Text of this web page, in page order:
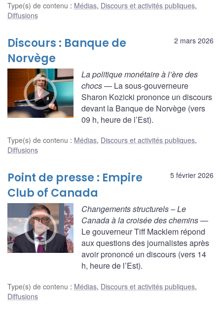
Type(s) de contenu : Médias, Discours et activités publiques,
Diffusions
2 mars 2026
Discours : Banque de
Norvège
La politique monétaire à l’ère des
chocs— La sous-gouverneure
Sharon Kozicki prononce un discours
devant la Banque de Norvège (vers
09 h, heure de l’Est).
Type(s) de contenu : Médias, Discours et activités publiques,
Diffusions
5 février 2026
Point de presse : Empire
Club of Canada
Changements structurels – Le
Canada à la croisée des chemins—
Le gouverneur Tiff Macklem répond
aux questions des journalistes après
avoir prononcé un discours (vers 14
h, heure de l’Est).
Type(s) de contenu : Médias, Discours et activités publiques,
Diffusions